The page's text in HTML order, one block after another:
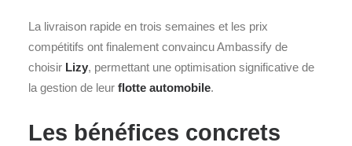
La livraison rapide en trois semaines et les prix
compétitifs ont finalement convaincu Ambassify de
choisir Lizy, permettant une optimisation significative de
la gestion de leur flotte automobile.
Les bénéfices concrets